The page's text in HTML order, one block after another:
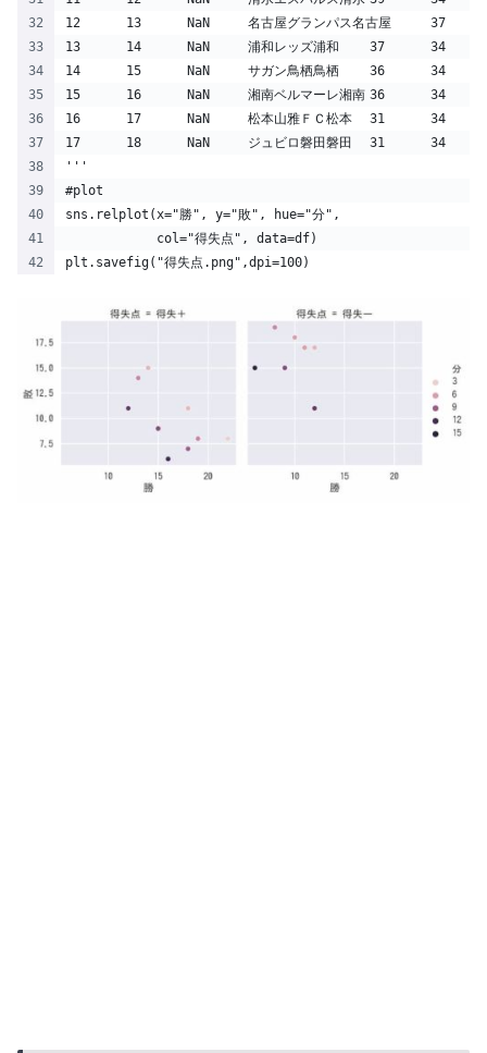
'''
#plot
sns.relplot(x="勝", y="敗", hue="分",
            col="得失点", data=df)
plt.savefig("得失点.png",dpi=100)